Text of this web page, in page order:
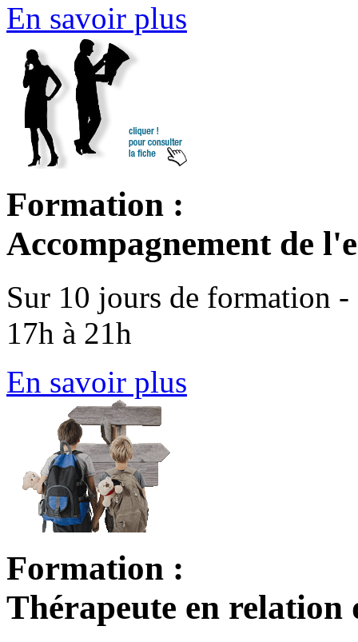
En savoir plus
Formation :
Accompagnement de
Sur 10 jours de formation
17h à 21h
En savoir plus
Formation :
Thérapeute en relation